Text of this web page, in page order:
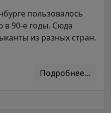
пользовалось
90-е годы. Сюда
из разных стран.
Подробнее...